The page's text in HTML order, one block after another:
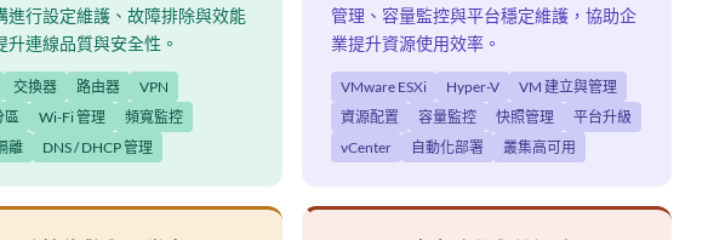
進行設定維護、故障排除與效能
升連線品質與安全性。
交換器 路由器
VPN
區
Wi-Fi 管理
頻寬監控
離
DNS / DHCP 管理
管理、容量監控與平台穩定維護，協助企
業提升資源使用效率。
VMware ESXi Hyper-V
VM 建立與管理
資源配置
容量監控 快照管理
平台升級
vCenter
自動化部署 叢集高可用